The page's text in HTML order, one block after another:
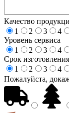
Качество
1
2 3 4
Уровень сервиса
1
2 3 4
Срок изготовления
1
2 3 4
Пожалуйста,